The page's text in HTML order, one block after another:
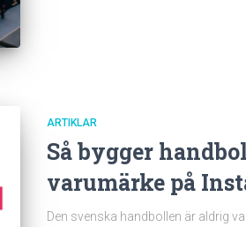
ARTIKLAR
Så bygger
varumärke på
Den svenska handbollen är aldrig